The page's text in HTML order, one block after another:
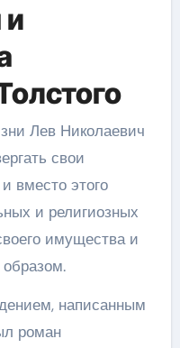
и
Лев Николаевич
свои
вместо этого
и религиозных
имущества и
написанным
роман